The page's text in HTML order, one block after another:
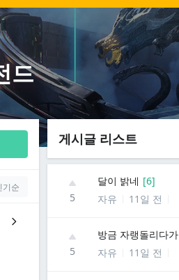
드
기순
게시글 리스트
5
달이 밝네 [6]
자유
11일 전
5
방금 자랭돌리다가
자유
11일 전